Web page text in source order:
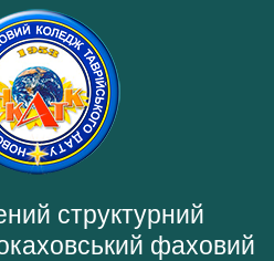
структурний
фаховий